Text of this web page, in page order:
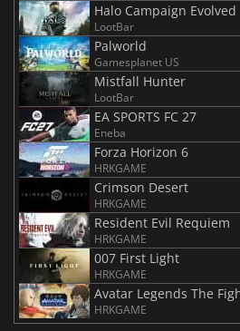
Halo Campaign Evolved
LootBar
Palworld
Gamesplanet US
Mistfall Hunter
LootBar
EA SPORTS FC 27
Eneba
Forza Horizon 6
HRKGAME
Crimson Desert
HRKGAME
Resident Evil Requiem
HRKGAME
007 First Light
HRKGAME
Avatar Legends The
HRKGAME